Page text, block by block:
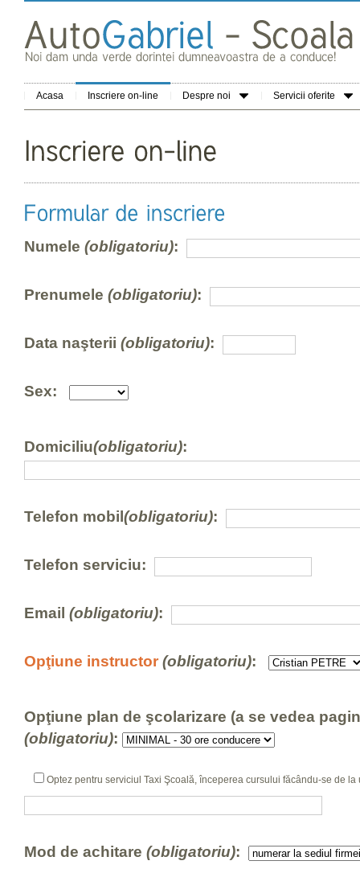
Acasa Inscriere on-line Despre noi Servicii oferite
Numele (obligatoriu):
Prenumele (obligatoriu):
Data naşterii (obligatoriu):
Sex:
Domiciliu(obligatoriu):
Telefon mobil (obligatoriu):
Telefon serviciu:
Email (obligatoriu):
Opţiune instructor (obligatoriu):
Opţiune plan de şcolarizare (a se vedea
(obligatoriu):
Optez pentru serviciul Taxi Şcoală, începerea cursului făcându-se de la
Mod de achitare (obligatoriu):